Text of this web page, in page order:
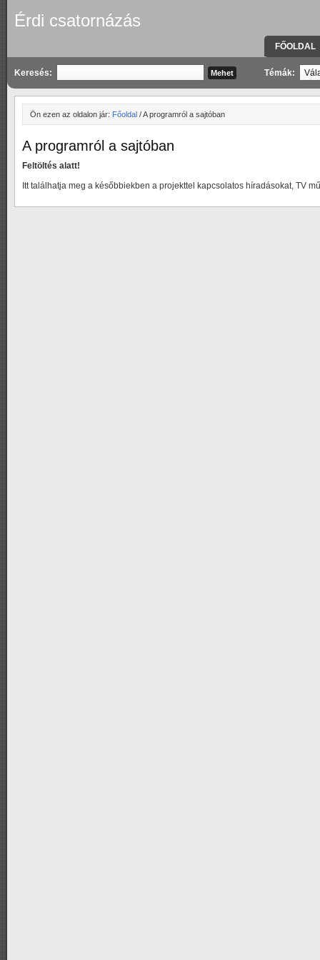
Érdi csatornázás
FŐOLDAL
Keresés: Témák:
Ön ezen az oldalon jár: Főoldal / A programról a sajtóban
A programról a sajtóban
Feltöltés alatt!
Itt találhatja meg a későbbiekben a projekttel kapcsolatos híradásokat, TV